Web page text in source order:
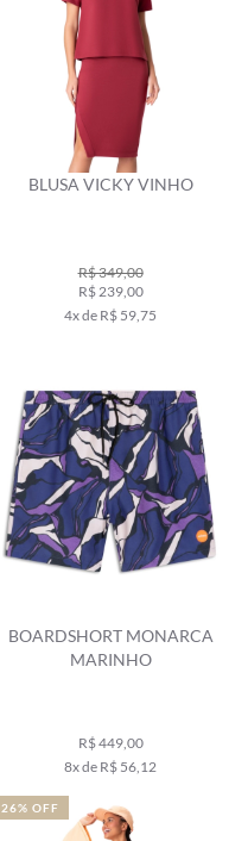
BLUSA VICKY VINHO
R$ 349,00
R$ 239,00
4x de R$ 59,75
BOARDSHORT MONARCA
MARINHO
R$ 449,00
8x de R$ 56,12
26% OFF